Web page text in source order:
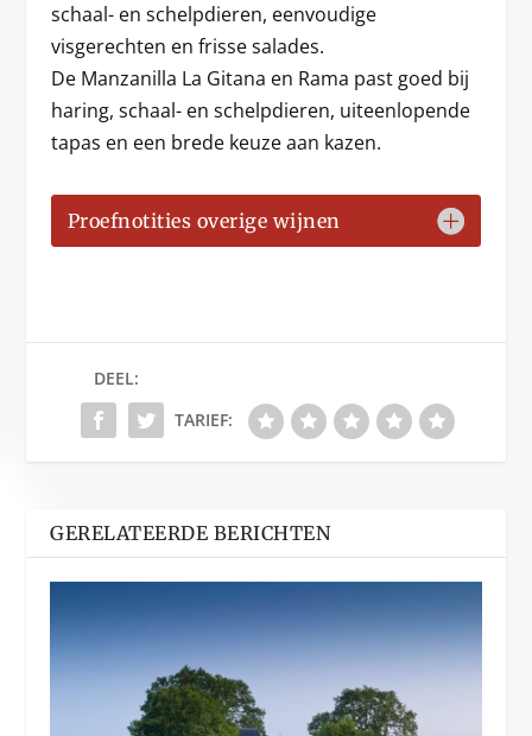
schaal- en schelpdieren, eenvoudige
visgerechten en frisse salades.
De Manzanilla La Gitana en Rama past goed bij
haring, schaal- en schelpdieren, uiteenlopende
tapas en een brede keuze aan kazen.
Proefnotities overige wijnen
DEEL:
TARIEF:
GERELATEERDE BERICHTEN